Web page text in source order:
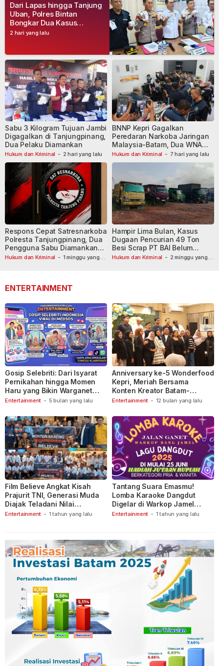
2 hari yang lalu
Dari Lapas hingga Tanjung
Uban, Polres Bintan
Bongkar Dua Kasus
Narkoba, Empat Tersangka
Hukum dan Kriminal - 2 hari yang lalu
Sabu 3 Kilogram Tujuan Jambi
Digagalkan di Tanjungpinang,
Dua Pelaku Diamankan
Hukum dan Kriminal - 7 hari yang lalu
BNNP Kepri Gagalkan
Peredaran Narkoba Jaringan
Malaysia-Batam, Dua WNA
Masih Diburu
Hukum dan Kriminal - 1 minggu yang
Respons Cepat Satresnarkoba
Polresta Tanjungpinang, Dua
Pengguna Sabu Diamankan
Usai Dilaporkan ke Call Center
Hukum dan Kriminal - 2 minggu yang
Hampir Lima Bulan, Kasus
Dugaan Pencurian 49 Ton
Besi Scrap PT BAI Belum
Tetapkan Tersangka
ENTERTAINMENT
Entertainment - 5 bulan yang lalu
Gosip Selebriti: Dari Isyarat
Pernikahan hingga Momen
Haru yang Bikin Warganet
Berspekulasi
Entertainment - 12 bulan yang lalu
Anniversary ke-5 Wonderfood
Kepri, Meriah Bersama
Konten Kreator Batam-
Tanjungpinang
Entertainment - 1 tahun yang lalu
Film Believe Angkat Kisah
Prajurit TNI, Generasi Muda
Diajak Teladani Nilai
Keberanian
Entertainment - 1 tahun yang lalu
Tantang Suara Emasmu!
Lomba Karaoke Dangdut
Digelar di Warkop Jamel
Ganet